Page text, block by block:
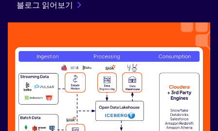
블로그 읽어보기